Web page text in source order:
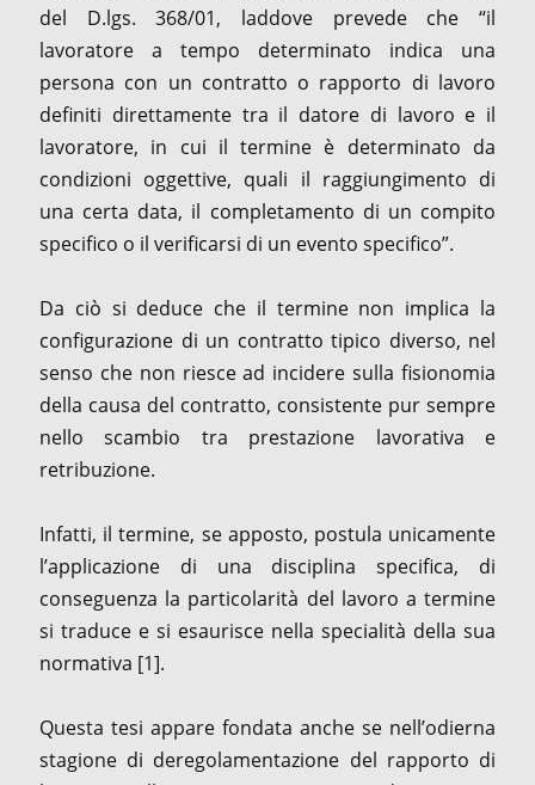
del D.lgs. 368/01, laddove prevede che “il
lavoratore a tempo determinato indica una
persona con un contratto o rapporto di lavoro
definiti direttamente tra il datore di lavoro e il
lavoratore, in cui il termine è determinato da
condizioni oggettive, quali il raggiungimento di
una certa data, il completamento di un compito
specifico o il verificarsi di un evento specifico”.
Da ciò si deduce che il termine non implica la
configurazione di un contratto tipico diverso, nel
senso che non riesce ad incidere sulla fisionomia
della causa del contratto, consistente pur sempre
nello scambio tra prestazione lavorativa e
retribuzione.
Infatti, il termine, se apposto, postula unicamente
l’applicazione di una disciplina specifica, di
conseguenza la particolarità del lavoro a termine
si traduce e si esaurisce nella specialità della sua
normativa [1].
Questa tesi appare fondata anche se nell’odierna
stagione di deregolamentazione del rapporto di